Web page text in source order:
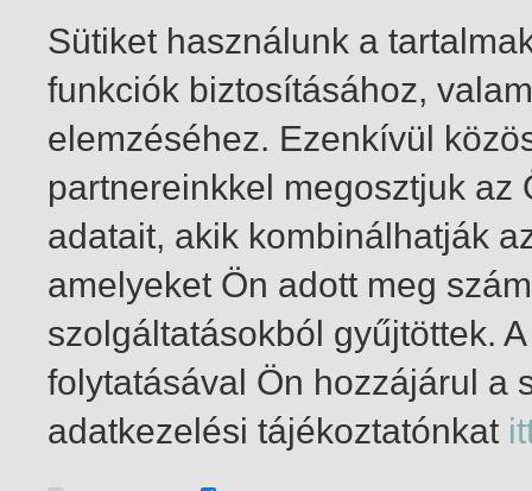
1-10 / total 10 hit
Sütiket használunk a
funkciók biztosításához,
elemzéséhez. Ezenkívül
partnereinkkel megosztjuk
adatait, akik kombinálhatják
amelyeket Ön adott meg
szolgáltatásokból gyűjtöttek.
folytatásával Ön hozzájárul a
adatkezelési tájékoztatónkat